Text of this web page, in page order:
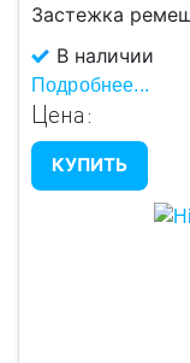
Застежка
В наличии
Подробнее...
Цена:
КУПИТЬ